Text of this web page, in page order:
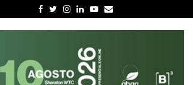
Facebook
Twitter
Instagram
LinkedinYoutube
Email